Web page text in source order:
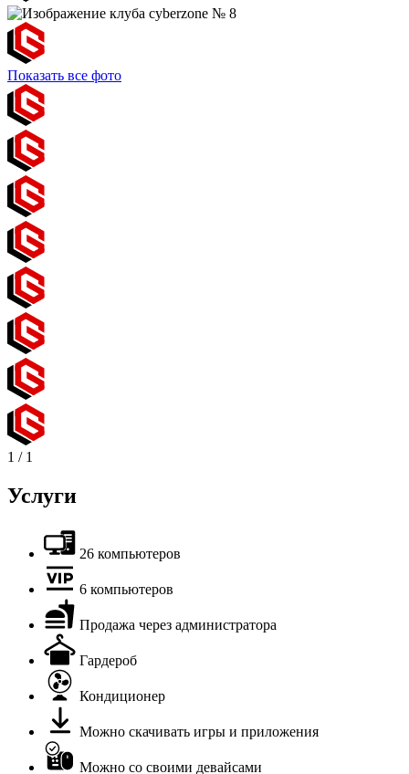
Показать все фото
1 / 1
Услуги
26 компьютеров
6 компьютеров
Продажа через администратора
Гардероб
Кондиционер
Можно скачивать игры и приложения
Можно со своими девайсами